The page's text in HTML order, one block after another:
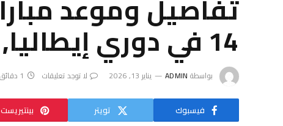
14 في دوري إيطاليا, الدوري الإيطالي
بواسطة ADMIN يناير 13, 2026 لا توجد تعليقات 1 دقائق
فيسبوك تويتر بينتيريست